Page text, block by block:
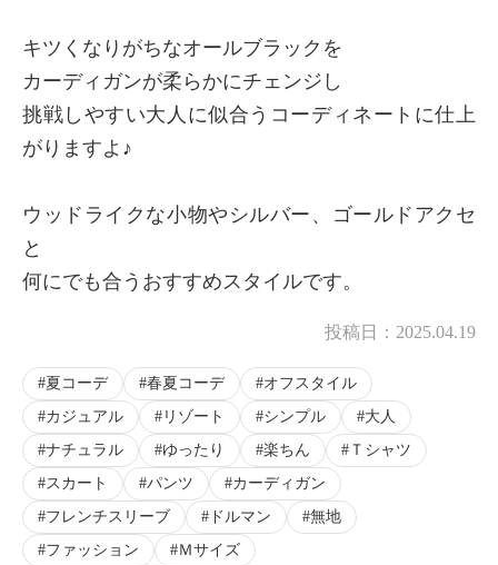
キツくなりがちなオールブラックを
カーディガンが柔らかにチェンジし
挑戦しやすい大人に似合うコーディネートに仕上
がりますよ♪
ウッドライクな小物やシルバー、ゴールドアクセ
と
何にでも合うおすすめスタイルです。
投稿日： 2025.04.19
夏コーデ 春夏コーデ
オフスタイル
カジュアル
リゾート シンプル
大人
ナチュラル
ゆったり 楽ちん
Ｔシャツ
スカート
パンツ
カーディガン
フレンチスリーブ
ドルマン
無地
ファッション
Ｍサイズ